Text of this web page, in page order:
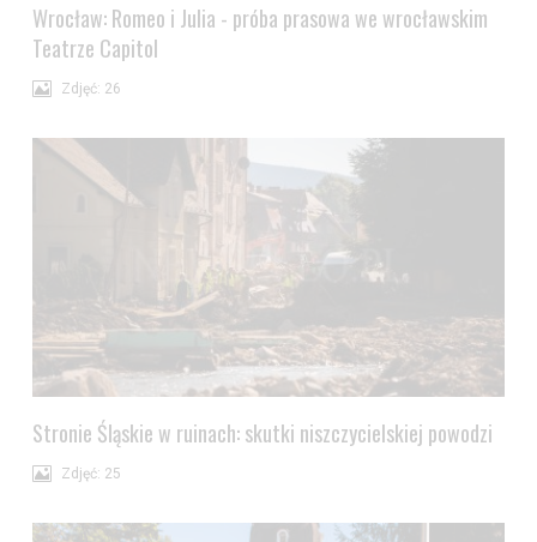
Wrocław: Romeo i Julia - próba prasowa we wrocławskim
Teatrze Capitol
Zdjęć: 26
Stronie Śląskie w ruinach: skutki niszczycielskiej powodzi
Zdjęć: 25